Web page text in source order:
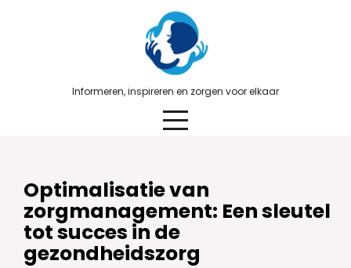
Informeren, inspireren en zorgen voor elkaar
Optimalisatie van
zorgmanagement: Een sleutel
tot succes in de
gezondheidszorg